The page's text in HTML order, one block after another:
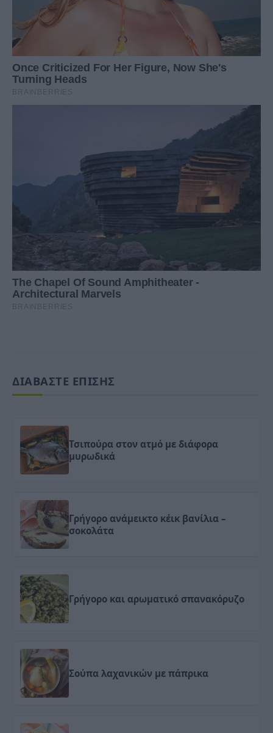
ΔΙΑΒΑΣΤΕ ΕΠΙΣΗΣ
Τσιπούρα στον ατμό με διάφορα
μυρωδικά
Γρήγορο ανάμεικτο κέικ βανίλια –
σοκολάτα
Γρήγορο και αρωματικό σπανακόρυζο
Σούπα λαχανικών με πάπρικα